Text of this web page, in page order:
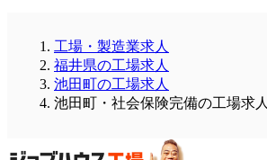
工場・製造業求人
福井県の工場求人
池田町の工場求人
池田町・社会保険完備の工場求人